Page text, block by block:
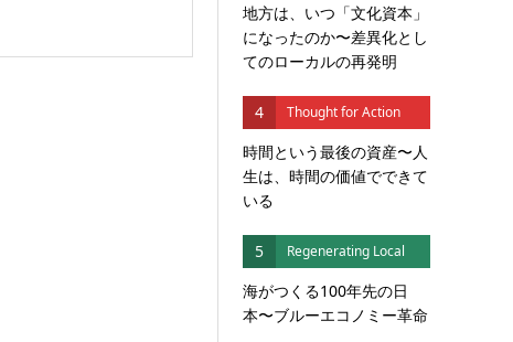
地方は、いつ「文化資本」
になったのか〜差異化とし
てのローカルの再発明
4 Thought for Action
時間という最後の資産〜人
生は、時間の価値でできて
いる
5 Regenerating Local
海がつくる100年先の日
本〜ブルーエコノミー革命